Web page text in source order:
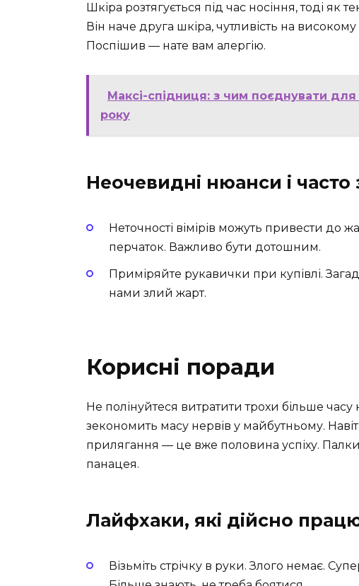
Шкіра розтягується під час носіння, тоді як
Він наче друга шкіра, чутливість на
Поспішив — нате вам алергію.
Максі-спідниця: з чим поєднувати
року
Неочевидні нюанси і часто
Неточності вімірів можуть привести до
перчаток. Важливо бути дотошним.
Приміряйте рукавички при купівлі.
нами злий жарт.
Корисні поради
Не полінуйтеся витратити трохи більше
зекономить масу нервів у майбутньому.
прилягання — це вже половина успіху.
панацея.
Лайфхаки, які дійсно
Візьміть стрічку в руки. Злого немає.